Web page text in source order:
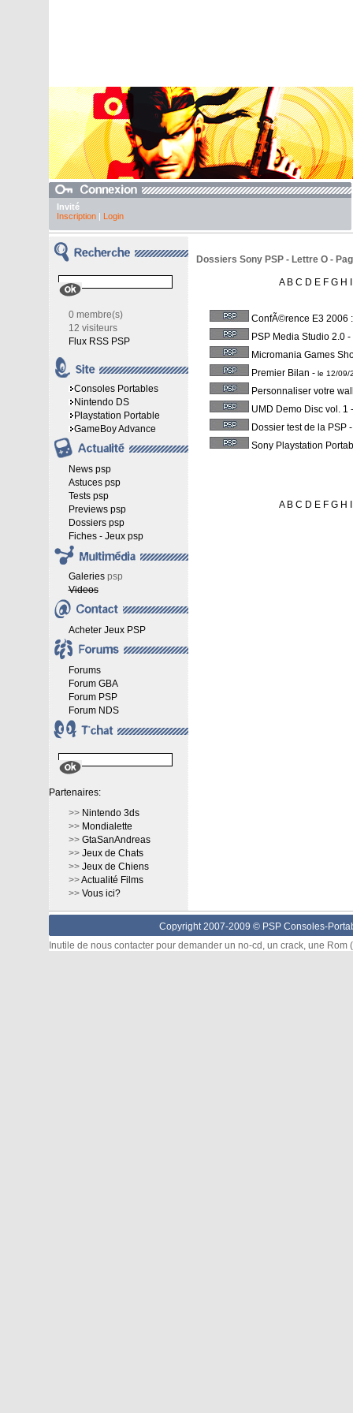
Invité
Inscription| Login
0 membre(s)
12 visiteurs
Flux RSS PSP
Consoles Portables
Nintendo DS
Playstation Portable
GameBoy Advance
News psp
Astuces psp
Tests psp
Previews psp
Dossiers psp
Fiches - Jeux psp
Galeriespsp
Videos
Acheter Jeux PSP
Forums
Forum GBA
Forum PSP
Forum NDS
Partenaires:
>> Nintendo 3ds
>> Mondialette
>> GtaSanAndreas
>> Jeux de Chats
>> Jeux de Chiens
>>Actualité Films
>> Vous ici?
Dossiers Sony PSP - Lettre O -
A B C D E F G H
ConfÃ©rence E3 2006
PSP Media Studio 2.0 -
Micromania Games
Premier Bilan - le 12/09/
Personnaliser votre
UMD Demo Disc vol. 1
Dossier test de la PSP
Sony Playstation
A B C D E F G H
Copyright 2007-2009 © PSP Consoles-
Inutile de nous contacter pour demander un no-cd, un crack, une